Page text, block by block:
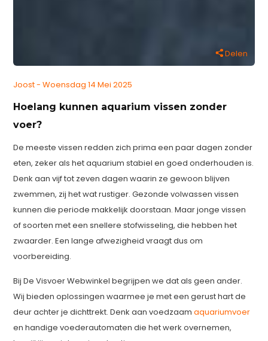
Delen
Joost - Woensdag 14 Mei 2025
Hoelang kunnen aquarium vissen zonder
voer?
De meeste vissen redden zich prima een paar dagen zonder
eten, zeker als het aquarium stabiel en goed onderhouden is.
Denk aan vijf tot zeven dagen waarin ze gewoon blijven
zwemmen, zij het wat rustiger. Gezonde volwassen vissen
kunnen die periode makkelijk doorstaan. Maar jonge vissen
of soorten met een snellere stofwisseling, die hebben het
zwaarder. Een lange afwezigheid vraagt dus om
voorbereiding.
Bij De Visvoer Webwinkel begrijpen we dat als geen ander.
Wij bieden oplossingen waarmee je met een gerust hart de
deur achter je dichttrekt. Denk aan voedzaamaquariumvoer
en handige voederautomaten die het werk overnemen,